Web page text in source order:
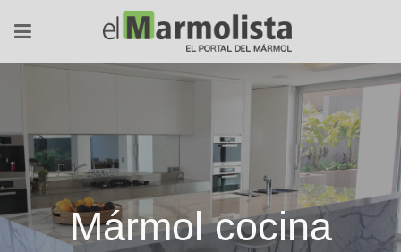
Mármol cocina